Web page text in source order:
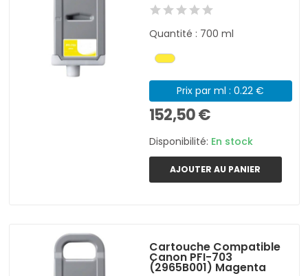
Quantité : 700 ml
Prix par ml : 0.22 €
152,50 €
Disponibilité: En stock
AJOUTER AU PANIER
Cartouche Compatible
Canon PFI-703
(2965B001) Magenta